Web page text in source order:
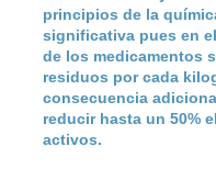
principios de la
significativa pues en
de los medicamentos
residuos por cada
consecuencia
reducir hasta un 50%
activos.